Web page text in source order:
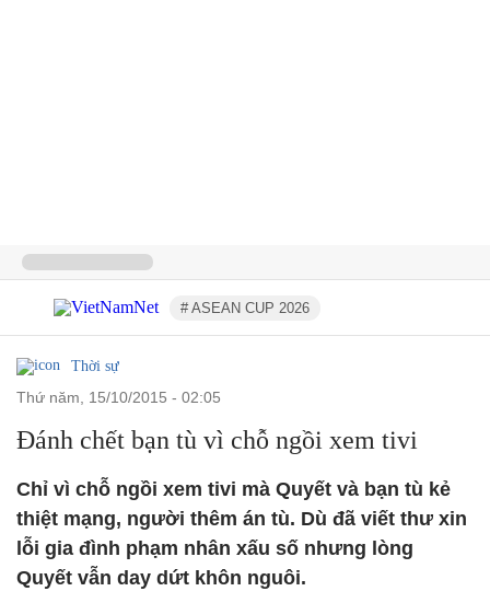
# ASEAN CUP 2026
Thời sự
thứ năm, 15/10/2015 - 02:05
Đánh chết bạn tù vì chỗ ngồi xem tivi
Chỉ vì chỗ ngồi xem tivi mà Quyết và bạn tù kẻ
thiệt mạng, người thêm án tù. Dù đã viết thư xin
lỗi gia đình phạm nhân xấu số nhưng lòng
Quyết vẫn day dứt khôn nguôi.